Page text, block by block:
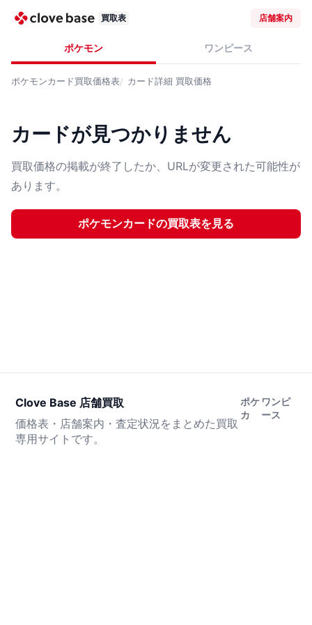
買取表 店舗案内
ポケモン ワンピース
ポケモンカード買取価格表 カード詳細 買取価格
カードが見つかりません
買取価格の掲載が終了したか、URLが変更された可能性が
あります。
ポケモンカードの買取表を見る
Clove Base 店舗買取
価格表・店舗案内・査定状況をまとめた買取
専用サイトです。
ポケ
カ
ワンピ
ース